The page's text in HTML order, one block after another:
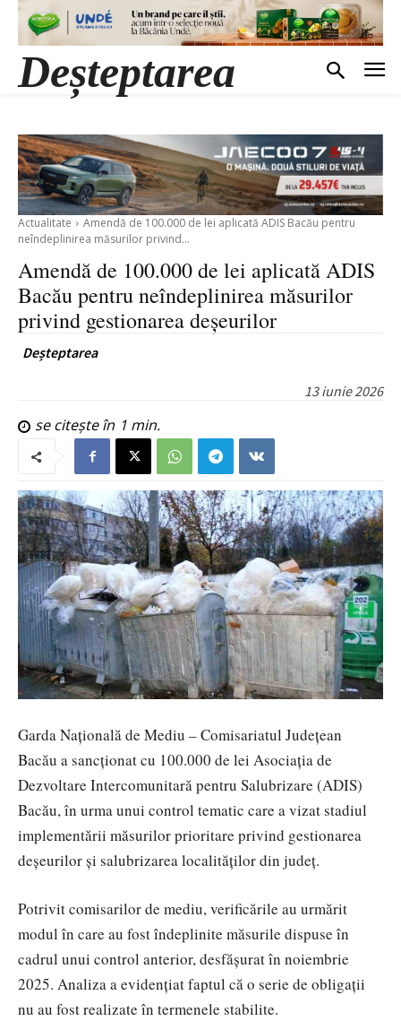
Deșteptarea
Actualitate
Amendă de 100.000 de lei aplicată ADIS Bacău pentru
neîndeplinirea măsurilor privind...
Amendă de 100.000 de lei aplicată ADIS
Bacău pentru neîndeplinirea măsurilor
privind gestionarea deșeurilor
Deșteptarea
13 iunie 2026
se citește în 1 min.
Garda Națională de Mediu – Comisariatul Județean
Bacău a sancționat cu 100.000 de lei Asociația de
Dezvoltare Intercomunitară pentru Salubrizare (ADIS)
Bacău, în urma unui control tematic care a vizat stadiul
implementării măsurilor prioritare privind gestionarea
deșeurilor și salubrizarea localităților din județ.
Potrivit comisarilor de mediu, verificările au urmărit
modul în care au fost îndeplinite măsurile dispuse în
cadrul unui control anterior, desfășurat în noiembrie
2025. Analiza a evidențiat faptul că o serie de obligații
nu au fost realizate în termenele stabilite.